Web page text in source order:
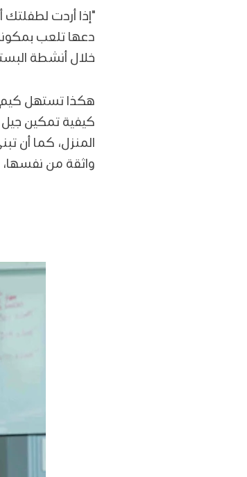
"إذا أردت لطفلتك
دعها تلعب
خلال أنشطة
هكذا تستهل كيم
كيفية تمكين جيل
المنزل، كما أن
واثقة من